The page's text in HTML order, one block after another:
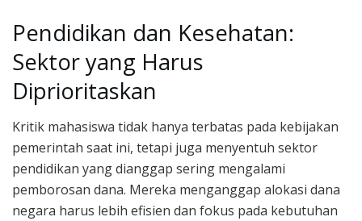
Pendidikan dan Kesehatan:
Sektor yang Harus
Diprioritaskan
Kritik mahasiswa tidak hanya terbatas pada kebijakan
pemerintah saat ini, tetapi juga menyentuh sektor
pendidikan yang dianggap sering mengalami
pemborosan dana. Mereka menganggap alokasi dana
negara harus lebih efisien dan fokus pada kebutuhan